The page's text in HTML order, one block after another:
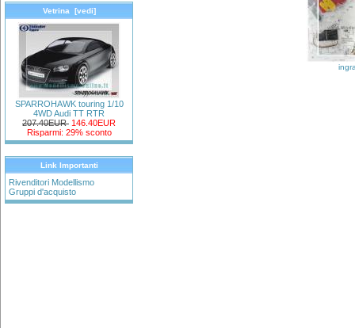
Vetrina [vedi]
SPARROHAWK touring 1/10
4WD Audi TT RTR
207.40EUR 146.40EUR
Risparmi: 29% sconto
Link Importanti
Rivenditori Modellismo
Gruppi d'acquisto